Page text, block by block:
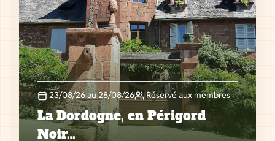
23/08/26 au 28/08/26 Réservé aux membres
La Dordogne, en Périgord
Noir…